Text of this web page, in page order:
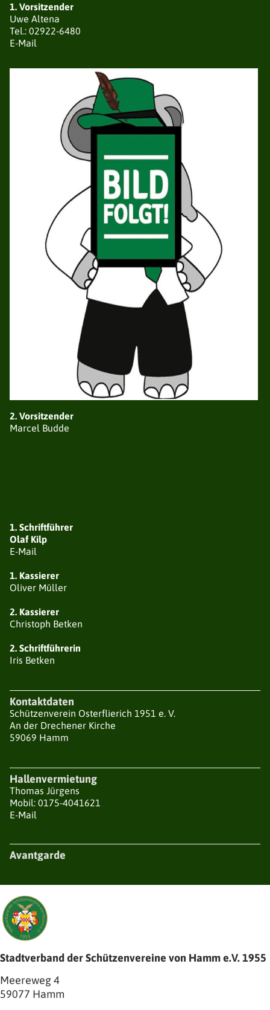
NEUIGKEITEN
GESCHICHTE
SATZUNG
EHRUNGEN
TERMINE
GALERIE
AVANTGARDEN
NEUIGKEITEN
VORSTAND
LISTE DER AVANTGARDEN
GESCHICHTE
SATZUNG
SCHIESSGRUPPEN
NEUIGKEITEN
VORSTAND
LISTE DER SCHIESSGRUPPEN
SATZUNG
SCHIESSORDNUNG
ERGEBNISSE RUNDENWETTKÄMPFE
ERGEBNISSE STADTMEISTERSCHAFTEN
ERGEBNISSE KAISERPOKAL
1. Vorsitzender
Uwe Altena
Tel.: 02922-6480
E-Mail
2. Vorsitzender
Marcel Budde
1. Schriftführer
Olaf Kilp
E-Mail
1. Kassierer
Oliver Müller
2. Kassierer
Christoph Betken
2. Schriftführerin
Iris Betken
Kontaktdaten
Schützenverein Osterflierich 1951 e. V.
An der Drechener Kirche
59069 Hamm
Hallenvermietung
Thomas Jürgens
Mobil: 0175-4041621
E-Mail
Avantgarde
Stadtverband der Schützenvereine von Hamm e.V. 1955
Meereweg 4
59077 Hamm